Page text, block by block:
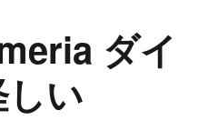
ダイ
い